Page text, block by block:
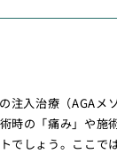
注入治療（AGAメ
時の「痛み」や施
でしょう。ここで